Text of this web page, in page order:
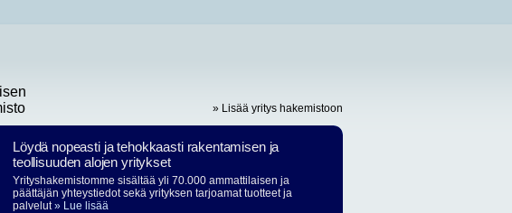
» Lisää yritys hakemistoon
Löydä nopeasti ja tehokkaasti rakentamisen ja
teollisuuden alojen yritykset
Yrityshakemistomme sisältää yli 70.000 ammattilaisen ja
päättäjän yhteystiedot sekä yrityksen tarjoamat tuotteet ja
palvelut» Lue lisää